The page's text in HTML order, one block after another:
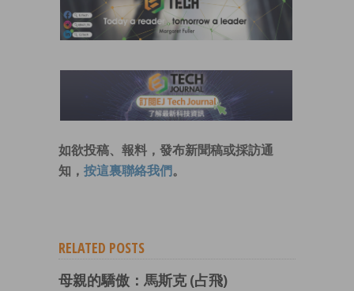
如欲投稿、報料，發布新聞稿或採訪通
知， 按這裏聯絡我們 。
RELATED POSTS
母親的驕傲：馬斯克 (占飛)